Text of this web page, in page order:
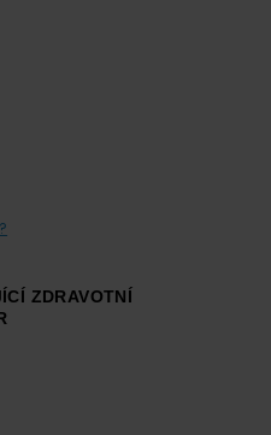
ZDRAVOTNÍ